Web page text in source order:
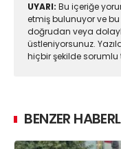
UYARI: Bu içeriğe
etmiş bulunuyor ve
doğrudan veya
üstleniyorsunuz.
hiçbir şekilde
BENZER